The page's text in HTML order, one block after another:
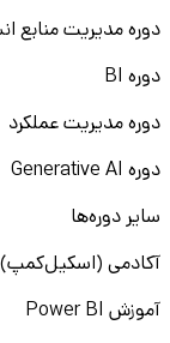
دوره مدیریت منابع
دوره BI
دوره مدیریت عملکرد
دوره Generative AI
سایر دوره‌ها
آکادمی (اسکیل‌کمپ)
آموزش Power BI